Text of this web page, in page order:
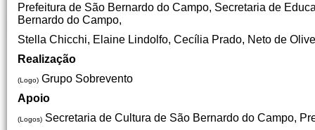
Prefeitura de São Bernardo do Campo, Secretaria de
Bernardo do Campo,
Stella Chicchi, Elaine Lindolfo, Cecília Prado, Neto de
Realização
(Logo) Grupo Sobrevento
Apoio
(Logos) Secretaria de Cultura de São Bernardo do Campo,